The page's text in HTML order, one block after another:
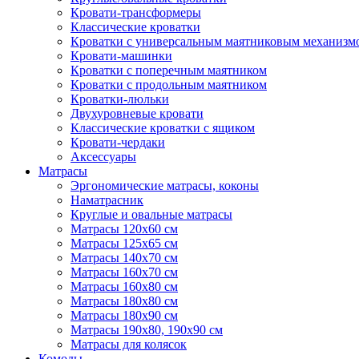
Кровати-трансформеры
Классические кроватки
Кроватки с универсальным маятниковым
Кровати-машинки
Кроватки с поперечным маятником
Кроватки с продольным маятником
Кроватки-люльки
Двухуровневые кровати
Классические кроватки с ящиком
Кровати-чердаки
Аксессуары
Матрасы
Эргономические матрасы, коконы
Наматрасник
Круглые и овальные матрасы
Матрасы 120х60 см
Матрасы 125х65 см
Матрасы 140х70 см
Матрасы 160х70 см
Матрасы 160х80 см
Матрасы 180х80 см
Матрасы 180х90 см
Матрасы 190х80, 190х90 см
Матрасы для колясок